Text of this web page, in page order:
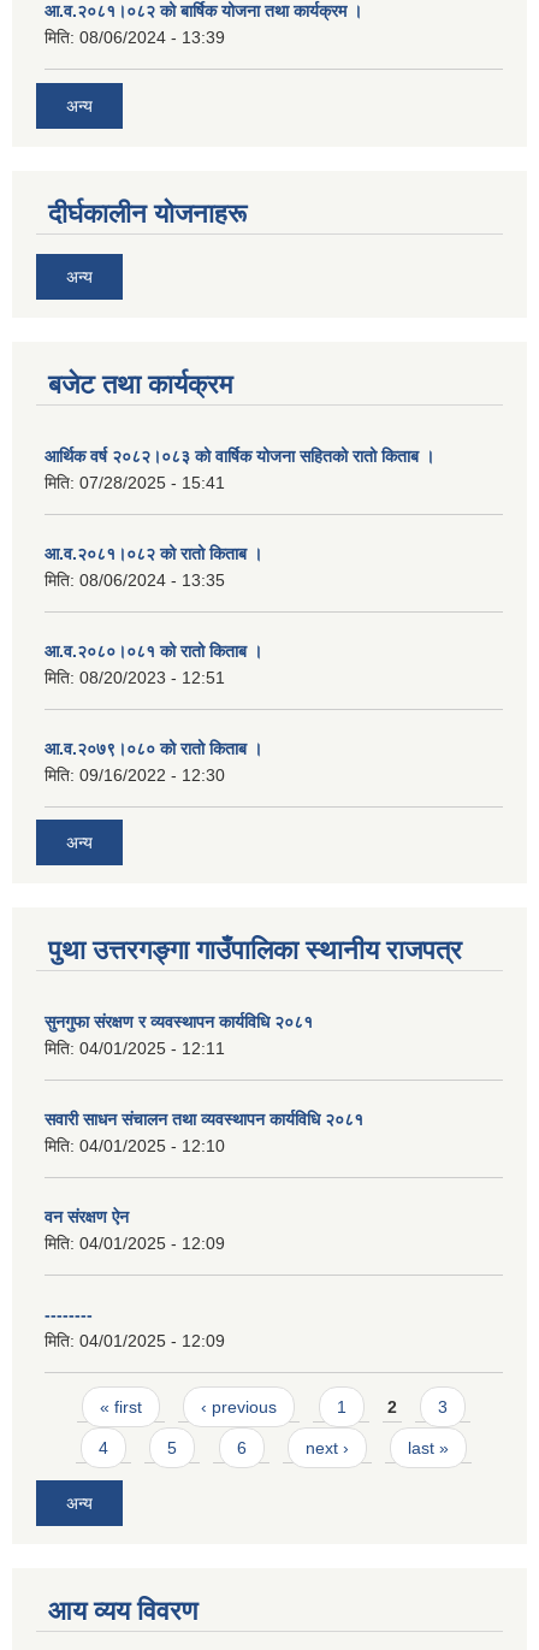
आ.व.२०८१।०८२ को बार्षिक योजना तथा कार्यक्रम ।
मिति: 08/06/2024 - 13:39
अन्य
दीर्घकालीन योजनाहरू
अन्य
बजेट तथा कार्यक्रम
आर्थिक वर्ष २०८२।०८३ को वार्षिक योजना सहितको रातो किताब ।
मिति: 07/28/2025 - 15:41
आ.व.२०८१।०८२ को रातो किताब ।
मिति: 08/06/2024 - 13:35
आ.व.२०८०।०८१ को रातो किताब ।
मिति: 08/20/2023 - 12:51
आ.व.२०७९।०८० को रातो किताब ।
मिति: 09/16/2022 - 12:30
अन्य
पुथा उत्तरगङ्गा गाउँपालिका स्थानीय राजपत्र
सुनगुफा संरक्षण र व्यवस्थापन कार्यविधि २०८१
मिति: 04/01/2025 - 12:11
सवारी साधन संचालन तथा व्यवस्थापन कार्यविधि २०८१
मिति: 04/01/2025 - 12:10
वन संरक्षण ऐन
मिति: 04/01/2025 - 12:09
--------
मिति: 04/01/2025 - 12:09
Pages
« first ‹ previous 1 2 3
4 5 6 next › last »
अन्य
आय व्यय विवरण